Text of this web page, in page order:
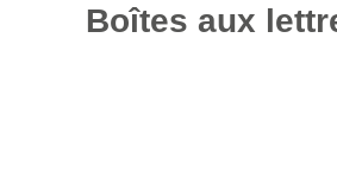
Boîtes aux